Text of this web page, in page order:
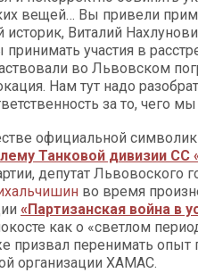
вещей… Вы привели
Виталий
участия в
во Львовском
Нам тут надо
за то, чего
официальной
Танковой дивизии СС
депутат Львовоского
во время
«Партизанская война в
как о «светлом
призвал перенимать опыт
организации ХАМАС.